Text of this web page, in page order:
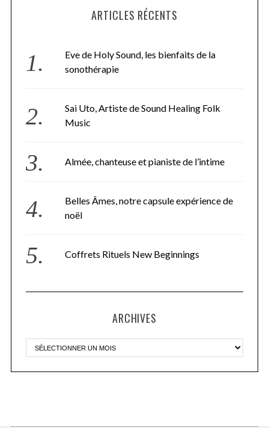
ARTICLES RÉCENTS
Eve de Holy Sound, les bienfaits de la
sonothérapie
Sai Uto, Artiste de Sound Healing Folk
Music
Almée, chanteuse et pianiste de l’intime
Belles Âmes, notre capsule expérience de
noël
Coffrets Rituels New Beginnings
ARCHIVES